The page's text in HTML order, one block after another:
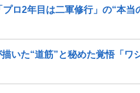
ロ2年目は二軍修行」の“本当
いた“道筋”と秘めた覚悟「ワ